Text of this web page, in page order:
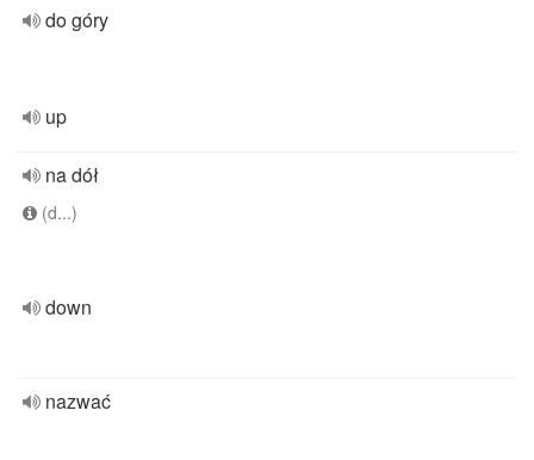
do góry
up
na dół
(d...)
down
nazwać